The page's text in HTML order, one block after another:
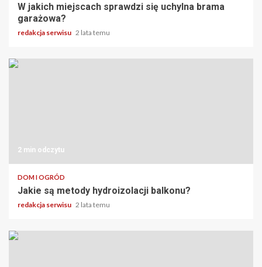
W jakich miejscach sprawdzi się uchylna brama
garażowa?
redakcja serwisu 2 lata temu
2 min odczytu
DOM I OGRÓD
Jakie są metody hydroizolacji balkonu?
redakcja serwisu 2 lata temu